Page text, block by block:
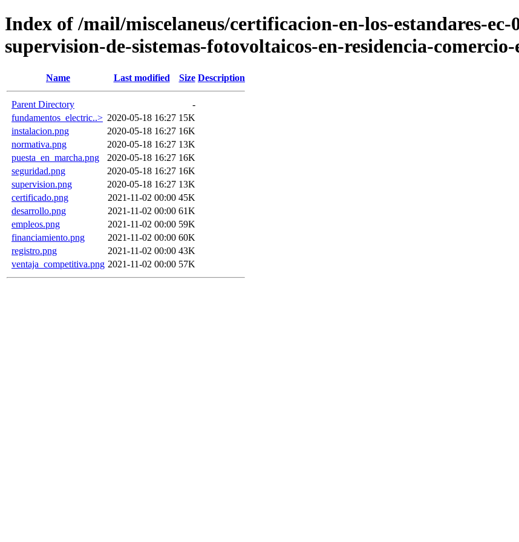
Index of /mail/miscelaneus/certificacion-en-los-estandares-ec-
supervision-de-sistemas-fotovoltaicos-en-residencia-
Name Last modified Size Description
Parent Directory
-
fundamentos_electric..> 2020-05-18 16:27 15K
instalacion.png
2020-05-18 16:27 16K
normativa.png
2020-05-18 16:27 13K
puesta_en_marcha.png
2020-05-18 16:27 16K
seguridad.png
2020-05-18 16:27 16K
supervision.png
2020-05-18 16:27 13K
certificado.png
2021-11-02 00:00 45K
desarrollo.png
2021-11-02 00:00 61K
empleos.png
2021-11-02 00:00 59K
financiamiento.png
2021-11-02 00:00 60K
registro.png
2021-11-02 00:00 43K
ventaja_competitiva.png 2021-11-02 00:00 57K